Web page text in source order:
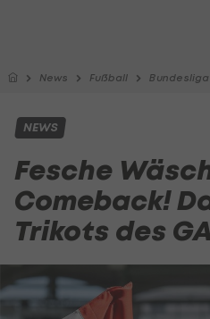
News Fußball Bundesliga
NEWS
Fesche
Comeback!
Trikots des